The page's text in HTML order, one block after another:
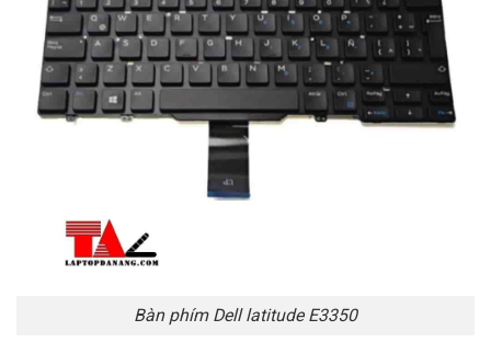
Bàn phím Dell latitude E3350